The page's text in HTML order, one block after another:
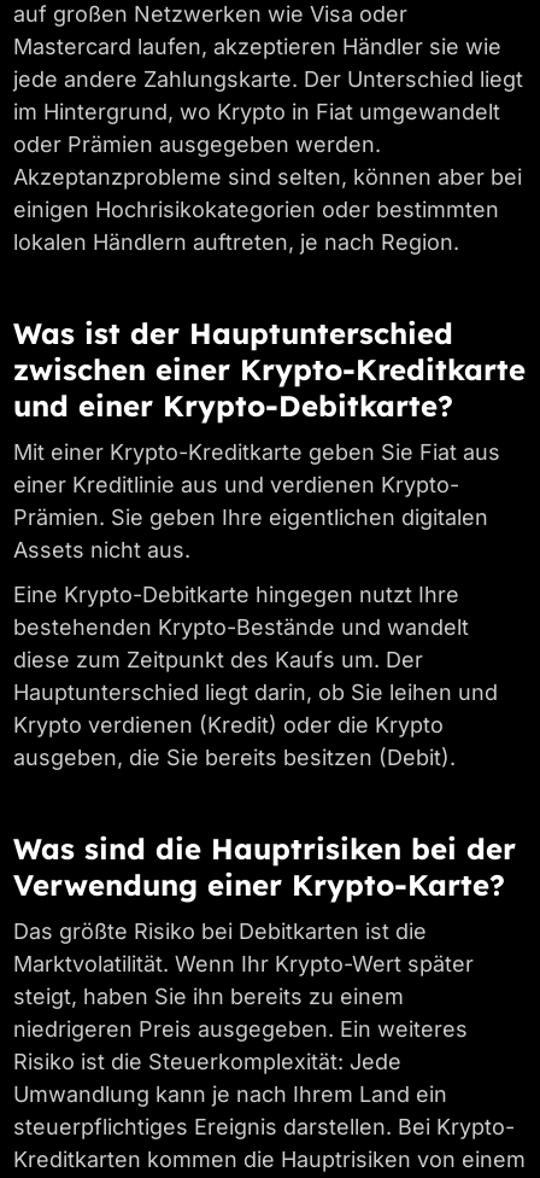
auf großen Netzwerken wie Visa oder
Mastercard laufen, akzeptieren Händler sie wie
jede andere Zahlungskarte. Der Unterschied liegt
im Hintergrund, wo Krypto in Fiat umgewandelt
oder Prämien ausgegeben werden.
Akzeptanzprobleme sind selten, können aber bei
einigen Hochrisikokategorien oder bestimmten
lokalen Händlern auftreten, je nach Region.
Was ist der Hauptunterschied
zwischen einer Krypto-Kreditkarte
und einer Krypto-Debitkarte?
Mit einer Krypto-Kreditkarte geben Sie Fiat aus
einer Kreditlinie aus und verdienen Krypto-
Prämien. Sie geben Ihre eigentlichen digitalen
Assets nicht aus.
Eine Krypto-Debitkarte hingegen nutzt Ihre
bestehenden Krypto-Bestände und wandelt
diese zum Zeitpunkt des Kaufs um. Der
Hauptunterschied liegt darin, ob Sie leihen und
Krypto verdienen (Kredit) oder die Krypto
ausgeben, die Sie bereits besitzen (Debit).
Was sind die Hauptrisiken bei der
Verwendung einer Krypto-Karte?
Das größte Risiko bei Debitkarten ist die
Marktvolatilität. Wenn Ihr Krypto-Wert später
steigt, haben Sie ihn bereits zu einem
niedrigeren Preis ausgegeben. Ein weiteres
Risiko ist die Steuerkomplexität: Jede
Umwandlung kann je nach Ihrem Land ein
steuerpflichtiges Ereignis darstellen. Bei Krypto-
Kreditkarten kommen die Hauptrisiken von einem